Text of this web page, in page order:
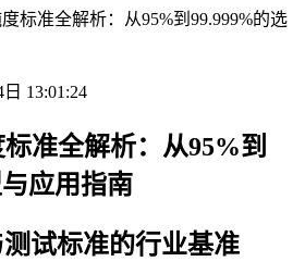
标准全解析：从95%到99.999%的选
13:01:24
准全解析：从95%到
应用指南
试标准的行业基准